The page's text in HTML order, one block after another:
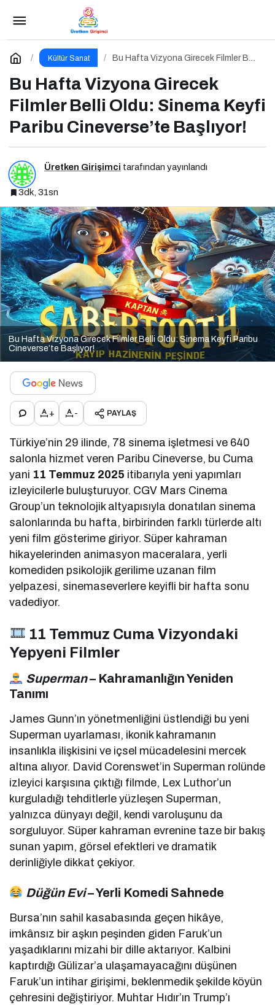
Kültür Sanat
Bu Hafta Vizyona Girecek Filmler Belli
Cineverse’te Başlıyor!
Bu Hafta Vizyona Girecek
Filmler Belli Oldu: Sinema Keyfi
Paribu Cineverse’te Başlıyor!
Üretken Girişimci tarafından yayınlandı
3dk, 31sn
Bu Hafta Vizyona Girecek Filmler Belli Oldu: Sinema Keyfi Paribu
Cineverse’te Başlıyor!
+ - PAYLAŞ
Türkiye’nin 29 ilinde, 78 sinema işletmesi ve 640
salonla hizmet veren Paribu Cineverse, bu Cuma
yani 11 Temmuz 2025 itibarıyla yeni yapımları
izleyicilerle buluşturuyor. CGV Mars Cinema
Group’un teknolojik altyapısıyla donatılan sinema
salonlarında bu hafta, birbirinden farklı türlerde altı
yeni film gösterime giriyor. Süper kahraman
hikayelerinden animasyon maceralara, yerli
komediden psikolojik gerilime uzanan film
yelpazesi, sinemaseverlere keyifli bir hafta sonu
vadediyor.
11 Temmuz Cuma Vizyondaki
Yepyeni Filmler
Superman– Kahramanlığın Yeniden
Tanımı
James Gunn’ın yönetmenliğini üstlendiği bu yeni
Superman uyarlaması, ikonik kahramanın
insanlıkla ilişkisini ve içsel mücadelesini mercek
altına alıyor. David Corenswet’in Superman rolünde
izleyici karşısına çıktığı filmde, Lex Luthor’un
kurguladığı tehditlerle yüzleşen Superman,
yalnızca dünyayı değil, kendi varoluşunu da
sorguluyor. Süper kahraman evrenine taze bir bakış
sunan yapım, görsel efektleri ve dramatik
derinliğiyle dikkat çekiyor.
Düğün Evi– Yerli Komedi Sahnede
Bursa’nın sahil kasabasında geçen hikâye,
imkânsız bir aşkın peşinden giden Faruk’un
yaşadıklarını mizahi bir dille aktarıyor. Kalbini
kaptırdığı Gülizar’a ulaşamayacağını düşünen
Faruk’un intihar girişimi, beklenmedik şekilde köyün
çehresini değiştiriyor. Muhtar Hıdır’ın Trump’ı
Anne Çocuk Rehberi